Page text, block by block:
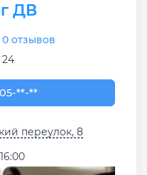
ДВ
0 отзывов
58-72
**-**
переулок, 8